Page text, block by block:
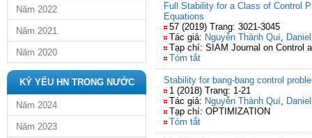
Năm 2022
Năm 2021
Năm 2020
KỶ YẾU HN TRONG NƯỚC
Năm 2024
Năm 2023
Full Stability for a Class of Control
Equations
57 (2019) Trang: 3021-3045
Tác giả: Nguyễn Thành Quí,
Tạp chí: SIAM Journal on Control
Tóm tắt
Stability for bang-bang control
1 (2018) Trang: 1-21
Tác giả: Nguyễn Thành Quí,
Tạp chí: OPTIMIZATION
Tóm tắt